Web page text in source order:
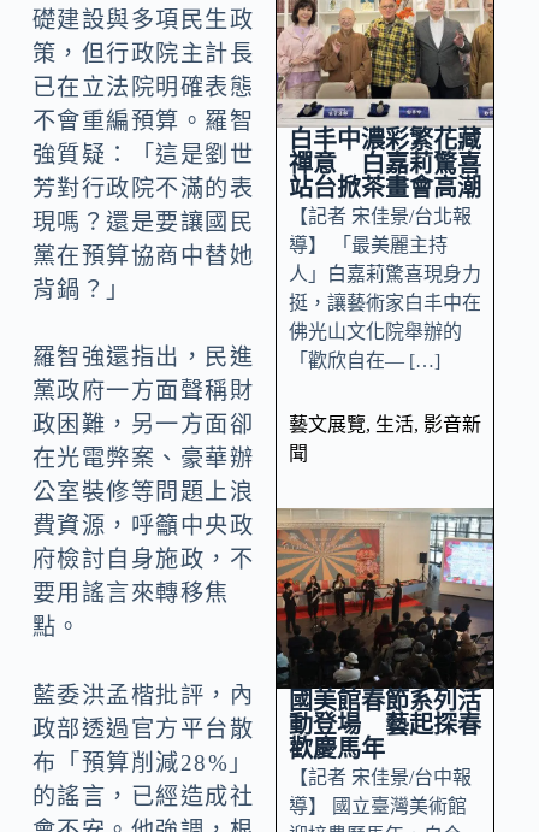
礎建設與多項民生政
策，但行政院主計長
已在立法院明確表態
不會重編預算。羅智
強質疑：「這是劉世
芳對行政院不滿的表
現嗎？還是要讓國民
黨在預算協商中替她
背鍋？」
羅智強還指出，民進
黨政府一方面聲稱財
政困難，另一方面卻
在光電弊案、豪華辦
公室裝修等問題上浪
費資源，呼籲中央政
府檢討自身施政，不
要用謠言來轉移焦
點。
藍委洪孟楷批評，內
政部透過官方平台散
布「預算削減28%」
的謠言，已經造成社
白丰中濃彩繁花藏
禪意 白嘉莉驚喜
站台掀茶畫會高潮
【記者 宋佳景/台北報
導】 「最美麗主持
人」白嘉莉驚喜現身力
挺，讓藝術家白丰中在
佛光山文化院舉辦的
「歡欣自在— […]
藝文展覽, 生活, 影音新
聞
國美館春節系列活
動登場 藝起探春
歡慶馬年
【記者 宋佳景/台中報
導】 國立臺灣美術館